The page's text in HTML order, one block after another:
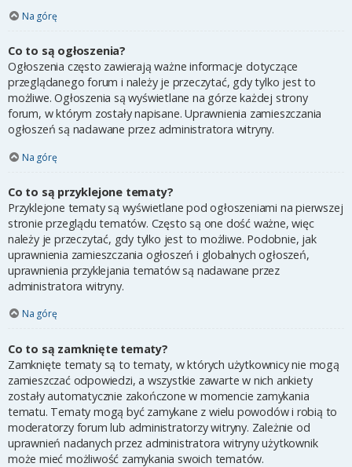
Na górę
Co to są ogłoszenia?
Ogłoszenia często zawierają ważne informacje dotyczące
przeglądanego forum i należy je przeczytać, gdy tylko jest to
możliwe. Ogłoszenia są wyświetlane na górze każdej strony
forum, w którym zostały napisane. Uprawnienia zamieszczania
ogłoszeń są nadawane przez administratora witryny.
Na górę
Co to są przyklejone tematy?
Przyklejone tematy są wyświetlane pod ogłoszeniami na pierwszej
stronie przeglądu tematów. Często są one dość ważne, więc
należy je przeczytać, gdy tylko jest to możliwe. Podobnie, jak
uprawnienia zamieszczania ogłoszeń i globalnych ogłoszeń,
uprawnienia przyklejania tematów są nadawane przez
administratora witryny.
Na górę
Co to są zamknięte tematy?
Zamknięte tematy są to tematy, w których użytkownicy nie mogą
zamieszczać odpowiedzi, a wszystkie zawarte w nich ankiety
zostały automatycznie zakończone w momencie zamykania
tematu. Tematy mogą być zamykane z wielu powodów i robią to
moderatorzy forum lub administratorzy witryny. Zależnie od
uprawnień nadanych przez administratora witryny użytkownik
może mieć możliwość zamykania swoich tematów.